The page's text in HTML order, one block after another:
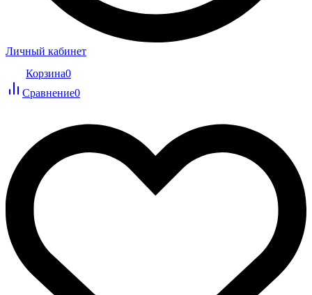
Личный кабинет
Корзина0
Сравнение0